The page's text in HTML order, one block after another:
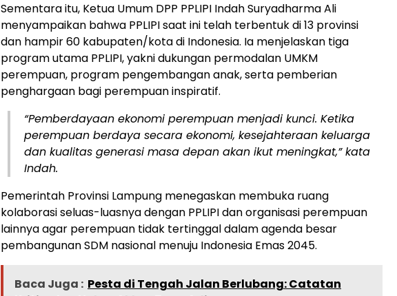
Sementara itu, Ketua Umum DPP PPLIPI Indah Suryadharma Ali
menyampaikan bahwa PPLIPI saat ini telah terbentuk di 13 provinsi
dan hampir 60 kabupaten/kota di Indonesia. Ia menjelaskan tiga
program utama PPLIPI, yakni dukungan permodalan UMKM
perempuan, program pengembangan anak, serta pemberian
penghargaan bagi perempuan inspiratif.
“Pemberdayaan ekonomi perempuan menjadi kunci. Ketika
perempuan berdaya secara ekonomi, kesejahteraan keluarga
dan kualitas generasi masa depan akan ikut meningkat,” kata
Indah.
Pemerintah Provinsi Lampung menegaskan membuka ruang
kolaborasi seluas-luasnya dengan PPLIPI dan organisasi perempuan
lainnya agar perempuan tidak tertinggal dalam agenda besar
pembangunan SDM nasional menuju Indonesia Emas 2045.
Baca Juga : Pesta di Tengah Jalan Berlubang: Catatan